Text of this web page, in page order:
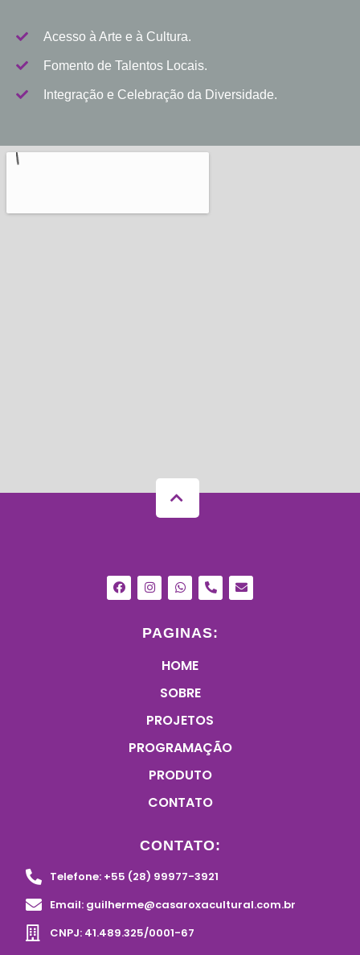
Acesso à Arte e à Cultura.
Fomento de Talentos Locais.
Integração e Celebração da Diversidade.
PAGINAS:
HOME
SOBRE
PROJETOS
PROGRAMAÇÃO
PRODUTO
CONTATO
CONTATO:
Telefone: +55 (28) 99977-3921
Email: guilherme@casaroxacultural.com.br
CNPJ: 41.489.325/0001-67